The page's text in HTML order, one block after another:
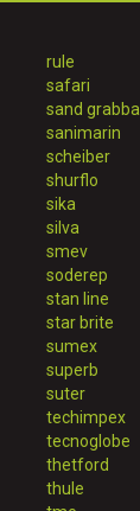
rule
safari
sand grabba
sanimarin
scheiber
shurflo
sika
silva
smev
soderep
stan line
star brite
sumex
superb
suter
techimpex
tecnoglobe
thetford
thule